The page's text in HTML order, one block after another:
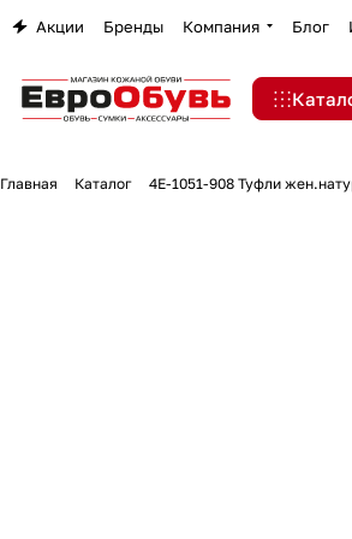
Акции Бренды Компания Блог
Главная Каталог 4E-1051-908 Туфли